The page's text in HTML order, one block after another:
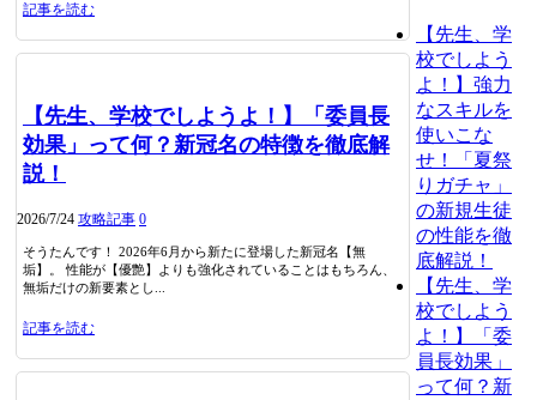
記事を読む
【先生、学校でしようよ！】「委員長
効果」って何？新冠名の特徴を徹底解
説！
2026/7/24 攻略記事 0
そうたんです！ 2026年6月から新たに登場した新冠名【無
垢】。 性能が【優艶】よりも強化されていることはもちろん、
無垢だけの新要素とし...
記事を読む
【先生、学
校でしよう
よ！】強力
なスキルを
使いこな
せ！「夏祭
りガチャ」
の新規生徒
の性能を徹
底解説！
【先生、学
校でしよう
よ！】「委
員長効果」
って何？新